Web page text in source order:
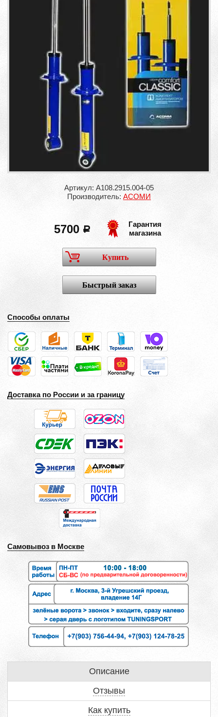
Артикул: А108.2915.004-05
Производитель: АСОМИ
5700 a
Гарантия
магазина
Купить
Быстрый заказ
Способы оплаты
Доставка по России и за границу
Самовывоз в Москве
Описание
Отзывы
Как купить